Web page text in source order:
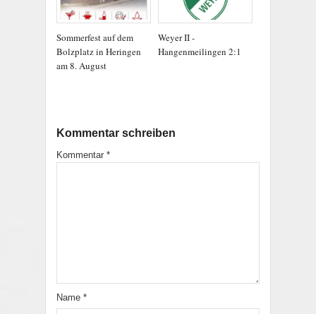
Sommerfest auf dem
Bolzplatz in Heringen
am 8. August
Weyer II -
Hangenmeilingen 2:1
Kommentar schreiben
Kommentar *
Name *